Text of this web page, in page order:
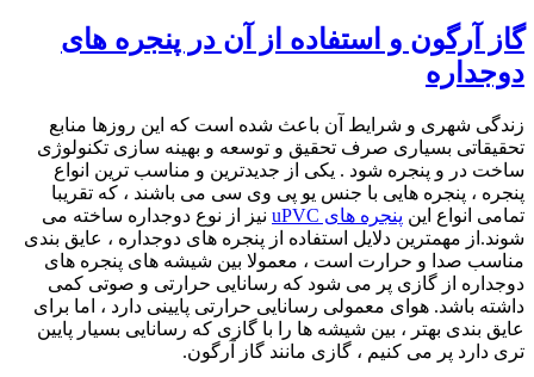
گاز آرگون و استفاده از آن در پنجره های
دوجداره
زندگی شهری و شرایط آن باعث شده است که این روزها منابع
تحقیقاتی بسیاری صرف تحقیق و توسعه و بهینه سازی تکنولوژی
ساخت در و پنجره شود . یکی از جدیدترین و مناسب ترین انواع
پنجره ، پنجره هایی با جنس یو پی وی سی می باشند ، که تقریبا
تمامی انواع این پنجره های uPVC نیز از نوع دوجداره ساخته می
شوند.از مهمترین دلایل استفاده از پنجره های دوجداره ، عایق بندی
مناسب صدا و حرارت است ، معمولا بین شیشه های پنجره های
دوجداره از گازی پر می شود که رسانایی حرارتی و صوتی کمی
داشته باشد. هوای معمولی رسانایی حرارتی پایینی دارد ، اما برای
عایق بندی بهتر ، بین شیشه ها را با گازی که رسانایی بسیار پایین
تری دارد پر می کنیم ، گازی مانند گاز آرگون.